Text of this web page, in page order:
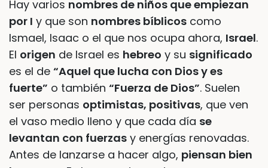
Hay varios nombres de niños que empiezan
por I y que son nombres bíblicos como
Ismael, Isaac o el que nos ocupa ahora, Israel.
El origen de Israel es hebreo y su significado
es el de “Aquel que lucha con Dios y es
fuerte” o también “Fuerza de Dios”. Suelen
ser personas optimistas, positivas, que ven
el vaso medio lleno y que cada día se
levantan con fuerzas y energías renovadas.
Antes de lanzarse a hacer algo, piensan bien